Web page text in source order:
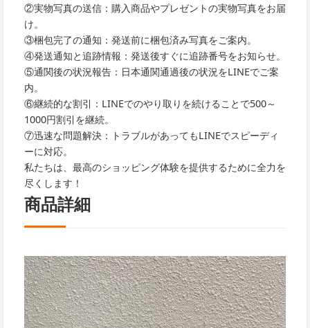
②実物写真の送信：購入商品やプレゼントの実物写真をお届
け。
③梱包完了の通知：発送前に梱包済み写真をご案内。
④発送通知と追跡情報：発送後すぐに追跡番号をお知らせ。
⑤通関後の状況報告：日本通関通過後の状況をLINEでご案
内。
⑥継続的な割引：LINEでのやり取りを続けることで500～
1000円割引を継続。
⑦迅速な問題解決：トラブルがあってもLINEでスピーディ
ーに対応。
私たちは、最高のショッピング体験を提供するために全力を
尽くします！
商品詳細